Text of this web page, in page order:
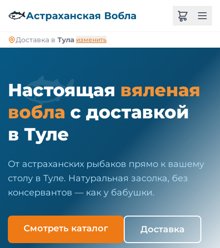
🐟Астраханская Вобла
Доставка в Тула изменить
🐟
Настоящая вяленая
вобла с доставкой
в Туле
От астраханских рыбаков прямо к вашему
столу в Туле. Натуральная засолка, без
консервантов — как у бабушки.
Смотреть каталог Доставка